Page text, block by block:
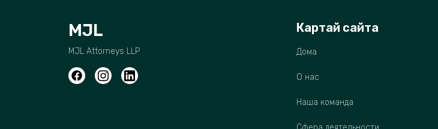
MJL
MJL Attorneys LLP
Картай сайта
Дома
О нас
Наша команда